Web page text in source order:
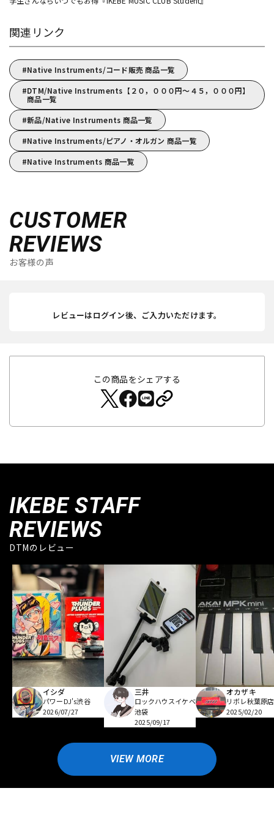
関連リンク
Native Instruments/コード販売 商品一覧
DTM/Native Instruments【２０，０００円～４５，０００円】
商品一覧
新品/Native Instruments 商品一覧
Native Instruments/ピアノ・オルガン 商品一覧
Native Instruments 商品一覧
CUSTOMER
REVIEWS
お客様の声
レビューはログイン後、ご入力いただけます。
この商品をシェアする
IKEBE STAFF
REVIEWS
DTMのレビュー
イシダ
パワーDJ's渋谷
2026/07/27
三井
ロックハウスイケベ
池袋
2025/09/17
オカザキ
リボレ秋葉原店
2025/02/20
VIEW MORE